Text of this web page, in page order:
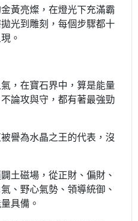
黃亮燦，在燈光下充滿霸
光到雕刻，每個步驟都十
。
，在寶石界中，算是能量
論攻與守，都有著最強勁
譽為水晶之王的代表，沒
土磁場，從正財、偏財、
、野心氣勢、領導統御、
具備。